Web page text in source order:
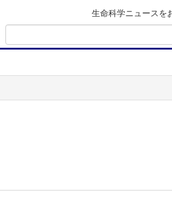
生命科学ニュースを